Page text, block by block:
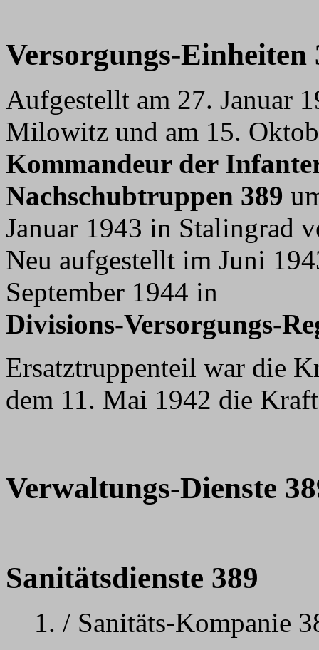
Versorgungs-Einheiten
Aufgestellt am 27. Januar
Milowitz und am 15.
Kommandeur der
Nachschubtruppen 389
Januar 1943 in Stalingrad
Neu aufgestellt im Juni
September 1944 in
Divisions-Versorgungs-
Ersatztruppenteil war die
dem 11. Mai 1942 die
Verwaltungs-Dienste
Sanitätsdienste 389
1. / Sanitäts-Kompanie